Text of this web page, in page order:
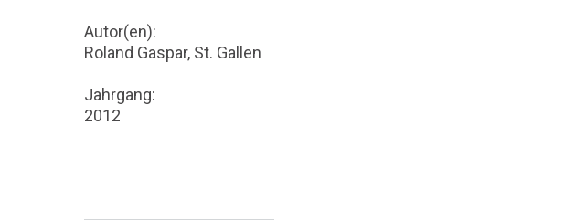
Autor(en):
Roland Gaspar, St. Gallen
Jahrgang:
2012